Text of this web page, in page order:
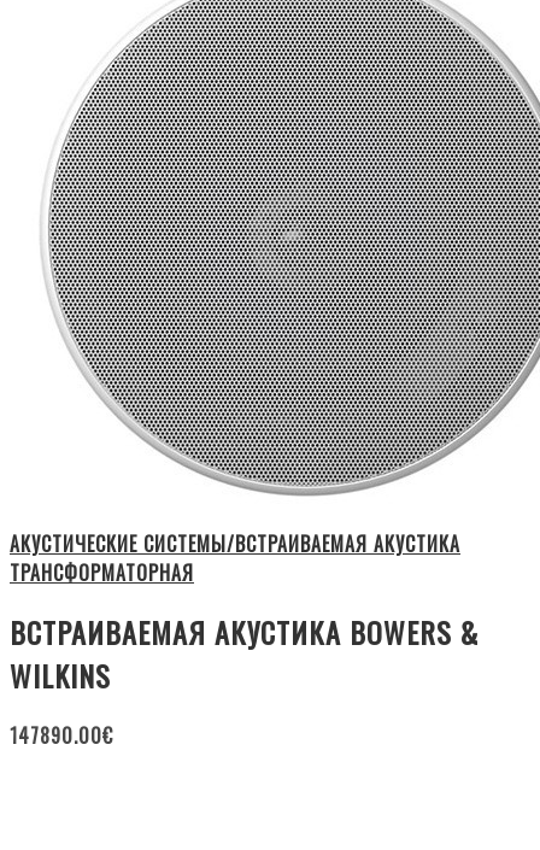
АКУСТИЧЕСКИЕ СИСТЕМЫ/ВСТРАИВАЕМАЯ АКУСТИКА
ТРАНСФОРМАТОРНАЯ
ВСТРАИВАЕМАЯ АКУСТИКА BOWERS &
WILKINS
147890.00€